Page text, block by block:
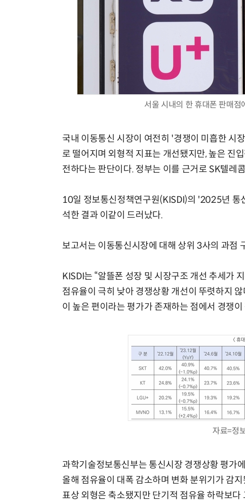
서울 시내의 한 휴대폰 판매
국내 이동통신 시장이 여전히 '경쟁이 미흡한 시
로 떨어지며 외형적 지표는 개선됐지만, 높은 진
전하다는 판단이다. 정부는 이를 근거로 SK텔레
10일 정보통신정책연구원(KISDI)의 '2025년 통
석한 결과 이같이 드러났다.
보고서는 이동통신시장에 대해 상위 3사의 과점
KISDI는 “알뜰폰 성장 및 시장구조 개선 추세가
점유율이 극히 낮아 경쟁상황 개선이 뚜렷하지
이 높은 편이라는 평가가 존재하는 점에서 경쟁
자료=정
과학기술정보통신부는 통신시장 경쟁상황 평가
올해 점유율이 대폭 감소하며 변화 분위기가 감
표상 외형은 축소됐지만 단기적 점유율 하락보다